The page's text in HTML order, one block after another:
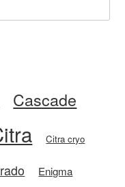
Cascade
Citra cryo
Enigma